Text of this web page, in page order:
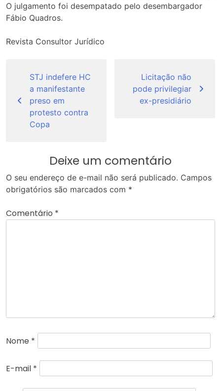
O julgamento foi desempatado pelo desembargador
Fábio Quadros.
Revista Consultor Jurídico
Post
STJ indefere HC
a manifestante
preso em
protesto contra
Copa
Licitação não
pode privilegiar
ex-presidiário
Deixe um comentário
O seu endereço de e-mail não será publicado. Campos
obrigatórios são marcados com *
Comentário *
Nome *
E-mail *